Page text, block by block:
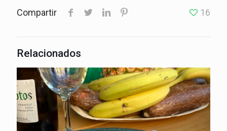
Compartir 16
Relacionados